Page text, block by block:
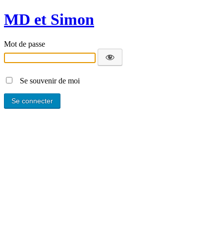
MD et Simon
Mot de passe
Se souvenir de moi